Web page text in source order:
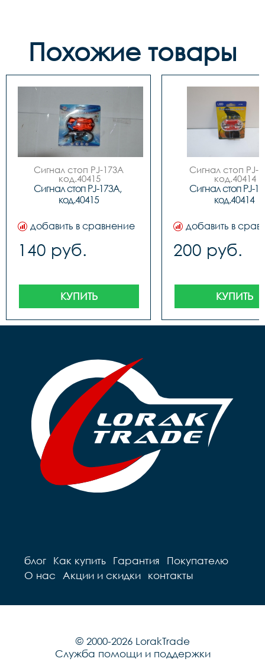
Похожие товары
Сигнал стоп PJ-173A
код.40415
Сигнал стоп PJ-173A,
код.40415
добавить в сравнение
140 руб.
КУПИТЬ
Сигнал стоп PJ-
код.40414
Сигнал стоп PJ-
код.40414
добавить в
200 руб.
КУПИТЬ
блог Как купить Гарантия
Покупателю
О нас
Акции и скидки контакты
© 2000-2026 LorakTrade
Служба помощи и поддержки